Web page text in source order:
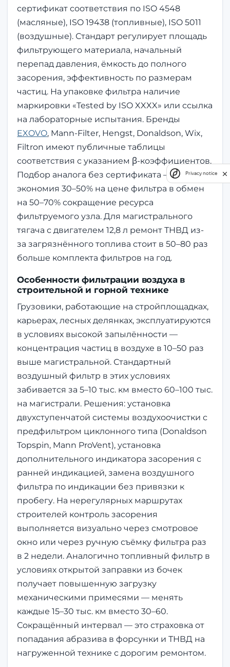
сертификат соответствия по ISO 4548
(масляные), ISO 19438 (топливные), ISO 5011
(воздушные). Стандарт регулирует площадь
фильтрующего материала, начальный
перепад давления, ёмкость до полного
засорения, эффективность по размерам
частиц. На упаковке фильтра наличие
маркировки «Tested by ISO XXXX» или ссылка
на лабораторные испытания. Бренды
EXOVO, Mann-Filter, Hengst, Donaldson, Wix,
Filtron имеют публичные таблицы
соответствия с указанием β-коэффициентов.
Подбор аналога без сертификата —
экономия 30–50% на цене фильтра в обмен
на 50–70% сокращение ресурса
фильтруемого узла. Для магистрального
тягача с двигателем 12,8 л ремонт ТНВД из-
за загрязнённого топлива стоит в 50–80 раз
больше комплекта фильтров на год.
Особенности фильтрации воздуха в
строительной и горной технике
Грузовики, работающие на стройплощадках,
карьерах, лесных делянках, эксплуатируются
в условиях высокой запылённости —
концентрация частиц в воздухе в 10–50 раз
выше магистральной. Стандартный
воздушный фильтр в этих условиях
забивается за 5–10 тыс. км вместо 60–100 тыс.
на магистрали. Решения: установка
двухступенчатой системы воздухоочистки с
предфильтром циклонного типа (Donaldson
Topspin, Mann ProVent), установка
дополнительного индикатора засорения с
ранней индикацией, замена воздушного
фильтра по индикации без привязки к
пробегу. На нерегулярных маршрутах
строителей контроль засорения
выполняется визуально через смотровое
окно или через ручную съёмку фильтра раз
в 2 недели. Аналогично топливный фильтр в
условиях открытой заправки из бочек
получает повышенную загрузку
механическими примесями — менять
каждые 15–30 тыс. км вместо 30–60.
Сокращённый интервал — это страховка от
попадания абразива в форсунки и ТНВД на
нагруженной технике с дорогим ремонтом.
Privacy notice